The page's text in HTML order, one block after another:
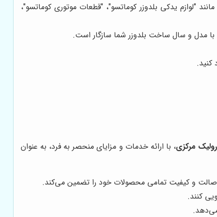
"لوازم یدکی بلدوزر کوماتسو"، "قطعات موتوری کوماتسو"،
مدل و سال ساخت بلدوزر شما سازگار است.
کنید.
مرکزی، با ارائه خدمات و مزایای منحصر به فرد، به عنوان
و کیفیت تمامی محصولات خود را تضمین می‌کند.
کنند.
می‌دهد.